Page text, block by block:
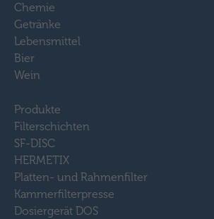
Chemie
Getränke
Lebensmittel
Bier
Wein
Produkte
Filterschichten
SF-DISC
HERMETIX
Platten- und Rahmenfilter
Kammerfilterpresse
Dosiergerät DOS